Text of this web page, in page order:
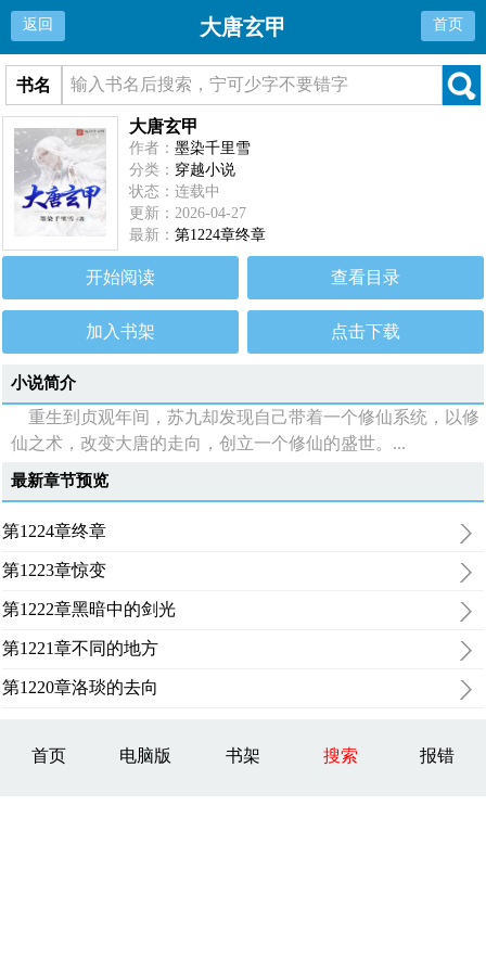
返回 大唐玄甲 首页
书名
大唐玄甲
作者：墨染千里雪
分类： 穿越小说
状态：连载中
更新：2026-04-27
最新：第1224章终章
开始阅读 查看目录
加入书架 点击下载
小说简介
重生到贞观年间，苏九却发现自己带着一个修仙系统，以修
仙之术，改变大唐的走向，创立一个修仙的盛世。...
最新章节预览
第1224章终章
第1223章惊变
第1222章黑暗中的剑光
第1221章不同的地方
第1220章洛琰的去向
首页 电脑版 书架 搜索 报错